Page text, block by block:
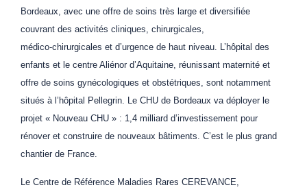
Bordeaux, avec une offre de soins très large et diversifiée
couvrant des activités cliniques, chirurgicales,
médico‑chirurgicales et d’urgence de haut niveau. L’hôpital des
enfants et le centre Aliénor d’Aquitaine, réunissant maternité et
offre de soins gynécologiques et obstétriques, sont notamment
situés à l’hôpital Pellegrin. Le CHU de Bordeaux va déployer le
projet « Nouveau CHU » : 1,4 milliard d’investissement pour
rénover et construire de nouveaux bâtiments. C’est le plus grand
chantier de France.
Le Centre de Référence Maladies Rares CEREVANCE,